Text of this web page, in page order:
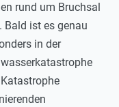
rund um Bruchsal
Bald ist es genau
in der